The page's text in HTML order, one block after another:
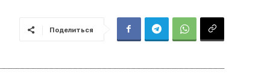
Поделиться